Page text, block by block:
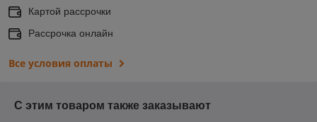
Картой рассрочки
Рассрочка онлайн
Все условия оплаты
С этим товаром также заказывают